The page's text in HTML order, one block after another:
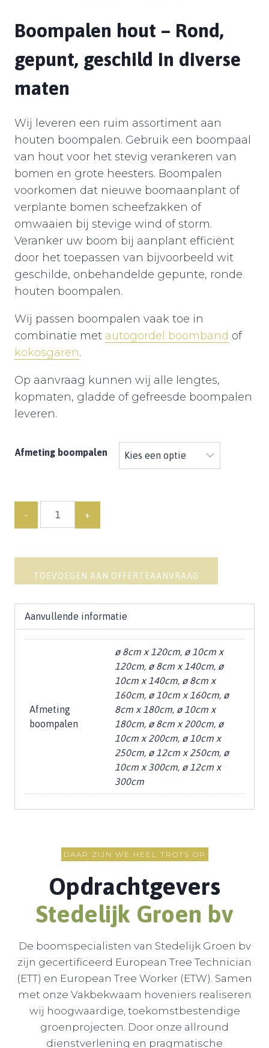
Boompalen hout – Rond,
gepunt, geschild in diverse
maten
Wij leveren een ruim assortiment aan
houten boompalen. Gebruik een boompaal
van hout voor het stevig verankeren van
bomen en grote heesters. Boompalen
voorkomen dat nieuwe boomaanplant of
verplante bomen scheefzakken of
omwaaien bij stevige wind of storm.
Veranker uw boom bij aanplant efficiënt
door het toepassen van bijvoorbeeld wit
geschilde, onbehandelde gepunte, ronde
houten boompalen.
Wij passen boompalen vaak toe in
combinatie met autogordel boomband of
kokosgaren.
Op aanvraag kunnen wij alle lengtes,
kopmaten, gladde of gefreesde boompalen
leveren.
Afmeting boompalen
TOEVOEGEN AAN OFFERTEAANVRAAG
Aanvullende informatie
Afmeting
boompalen
ø 8cm x 120cm, ø 10cm x
120cm, ø 8cm x 140cm, ø
10cm x 140cm, ø 8cm x
160cm, ø 10cm x 160cm, ø
8cm x 180cm, ø 10cm x
180cm, ø 8cm x 200cm, ø
10cm x 200cm, ø 10cm x
250cm, ø 12cm x 250cm, ø
10cm x 300cm, ø 12cm x
300cm
DAAR ZIJN WE HEEL TROTS OP
Opdrachtgevers
Stedelijk Groen bv
De boomspecialisten van Stedelijk Groen bv
zijn gecertificeerd European Tree Technician
(ETT) en European Tree Worker (ETW). Samen
met onze Vakbekwaam hoveniers realiseren
wij hoogwaardige, toekomstbestendige
groenprojecten. Door onze allround
dienstverlening en pragmatische